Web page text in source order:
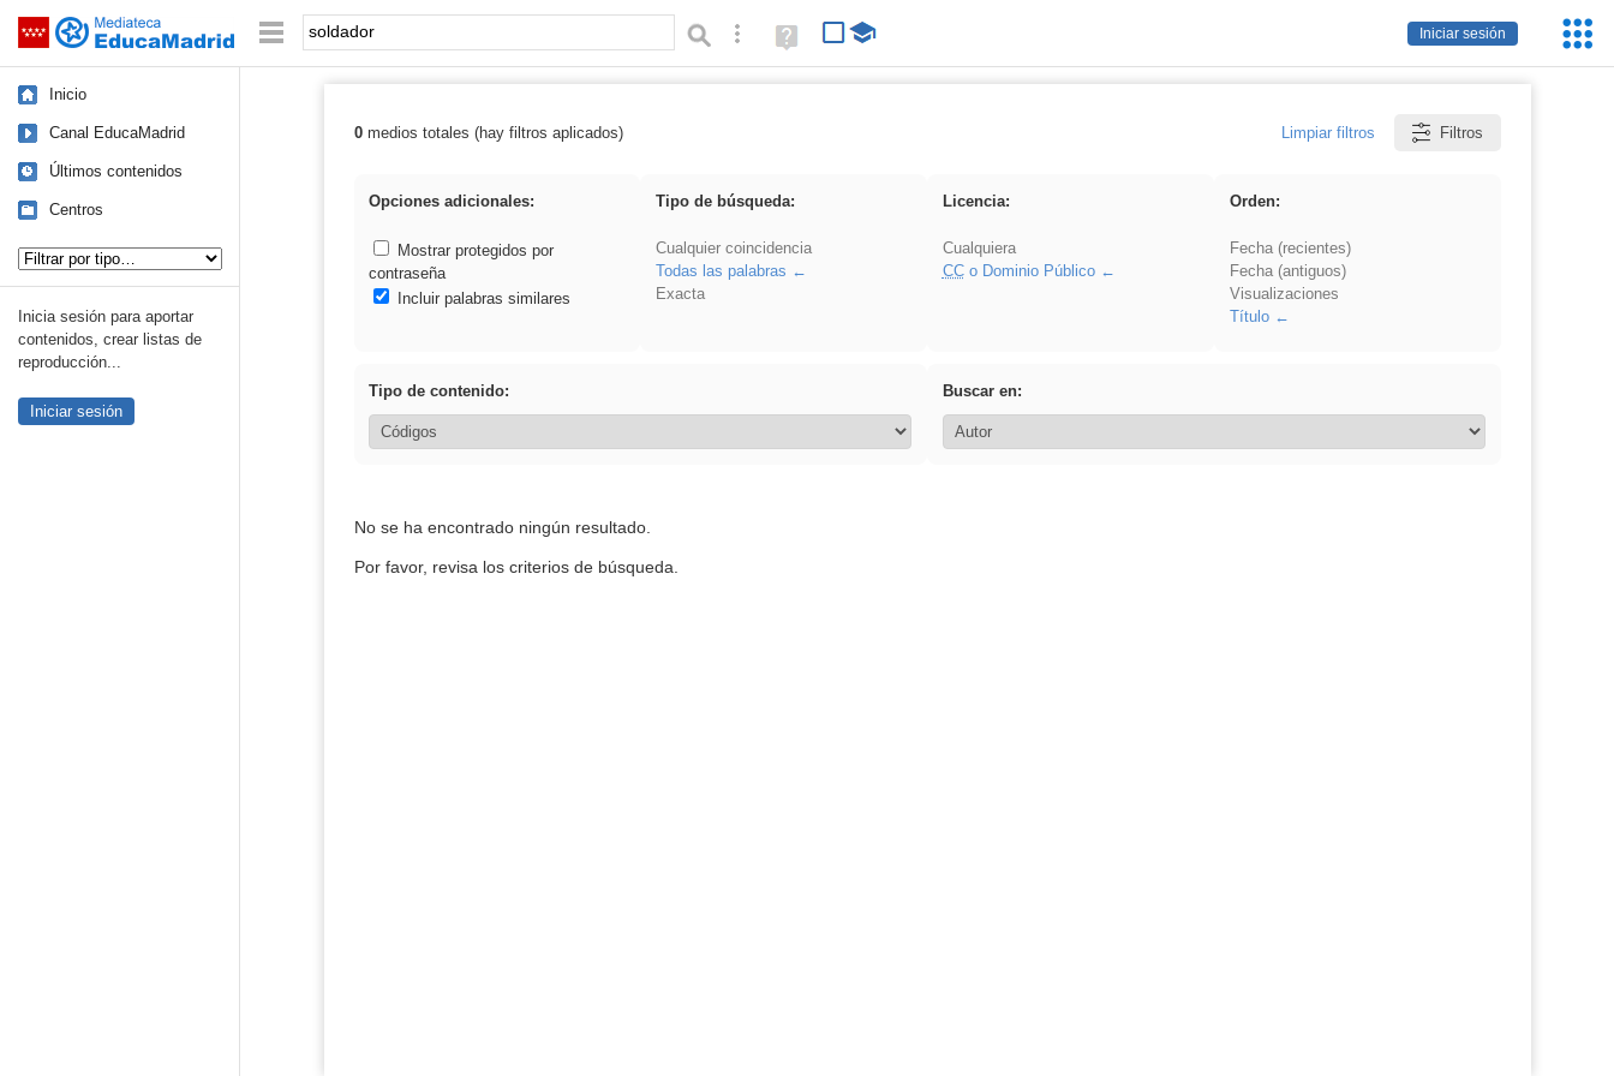
Saltar navegación
Iniciar sesión
Palabra o frase: Búsqueda avanzada
Ayuda
(en
Inicio
Canal EducaMadrid
Últimos contenidos
Centros
Inicia sesión para aportar
contenidos, crear listas de
reproducción...
Iniciar sesión
Resultados de: soldador
0medios totales (hay filtros aplicados) Limpiar filtros Filtros
Opciones adicionales:
Mostrar protegidos por
contraseña
Incluir palabras similares
Tipo de búsqueda:
Cualquier coincidencia
Todas las palabras
Exacta
Licencia:
Cualquiera
CCo Dominio Público
Orden:
Fecha (recientes)
Fecha (antiguos)
Visualizaciones
Título
Tipo de contenido: Buscar en:
No se ha encontrado ningún resultado.
Por favor, revisa los criterios de búsqueda.